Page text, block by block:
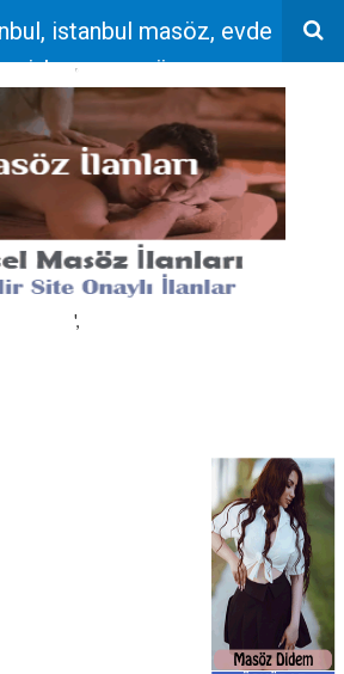
istanbul masöz, evde
bayan masöz
'
',